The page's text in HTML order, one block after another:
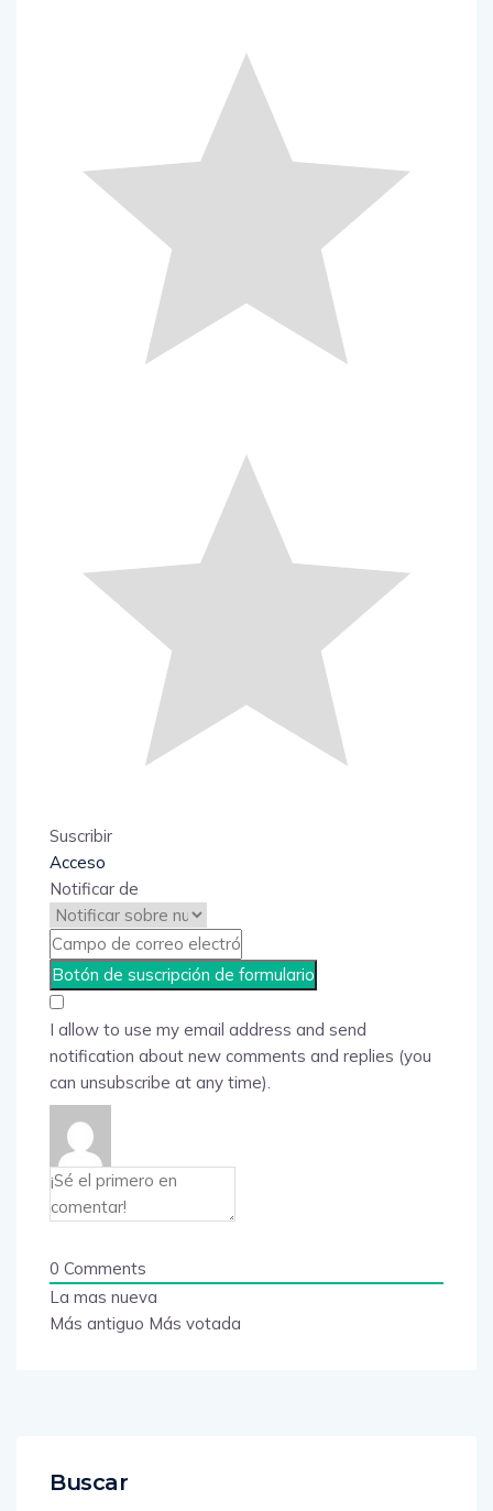
Suscribir
Acceso
Notificar de
I allow to use my email address and send
notification about new comments and replies (you
can unsubscribe at any time).
0 Comments
La mas nueva
Más antiguo Más votada
Buscar